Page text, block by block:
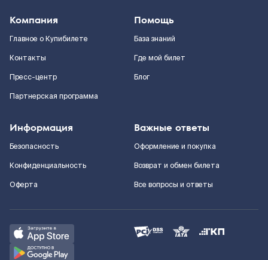
Компания
Главное о Купибилете
Контакты
Пресс-центр
Партнерская программа
Помощь
База знаний
Где мой билет
Блог
Информация
Безопасность
Конфиденциальность
Оферта
Важные ответы
Оформление и покупка
Возврат и обмен билета
Все вопросы и ответы